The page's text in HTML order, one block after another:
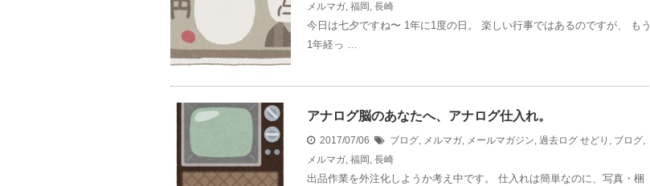
メルマガ, 福岡 , 長崎
今日は七夕ですね〜 1年に1度の日。 楽しい行事ではあるのですが、 もう
1年経っ …
アナログ脳のあなたへ、アナログ仕入れ。
2017/07/06 ブログ, メルマガ, メールマガジン, 過去ログ せどり , ブログ,
メルマガ, 福岡 , 長崎
出品作業を外注化しようか考え中です。 仕入れは簡単なのに、写真・梱